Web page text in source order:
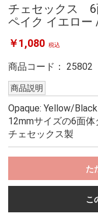
チェセックス
ペイク イエロー
￥1,080 税込
商品コード： 25802
商品説明
Opaque: Yellow/
12mmサイズの6面体
チェセックス製
た
こ